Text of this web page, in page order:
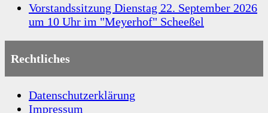
Vorstandssitzung Dienstag 22. September 2026
um 10 Uhr im "Meyerhof" Scheeßel
Rechtliches
Datenschutzerklärung
Impressum